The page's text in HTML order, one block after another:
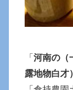
「河南の（
露地物白才）